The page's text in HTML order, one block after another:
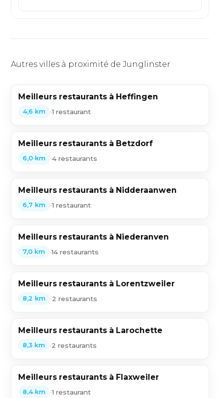
Autres villes à proximité de Junglinster
Meilleurs restaurants à Heffingen
4,6 km •1 restaurant
Meilleurs restaurants à Betzdorf
6,0 km •4 restaurants
Meilleurs restaurants à Nidderaanwen
6,7 km •1 restaurant
Meilleurs restaurants à Niederanven
7,0 km •14 restaurants
Meilleurs restaurants à Lorentzweiler
8,2 km •2 restaurants
Meilleurs restaurants à Larochette
8,3 km •2 restaurants
Meilleurs restaurants à Flaxweiler
8,4 km •1 restaurant